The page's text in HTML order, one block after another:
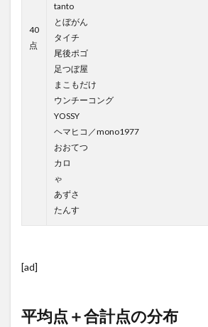
40
点
tanto
とぼがん
タイチ
尾後ポゴ
足つぼ屋
まこもだけ
ウンチーコング
YOSSY
ヘマヒコ／mono1977
おおてつ
カロ
ゃ
あずさ
たんす
[ad]
平均点＋合計点の分布